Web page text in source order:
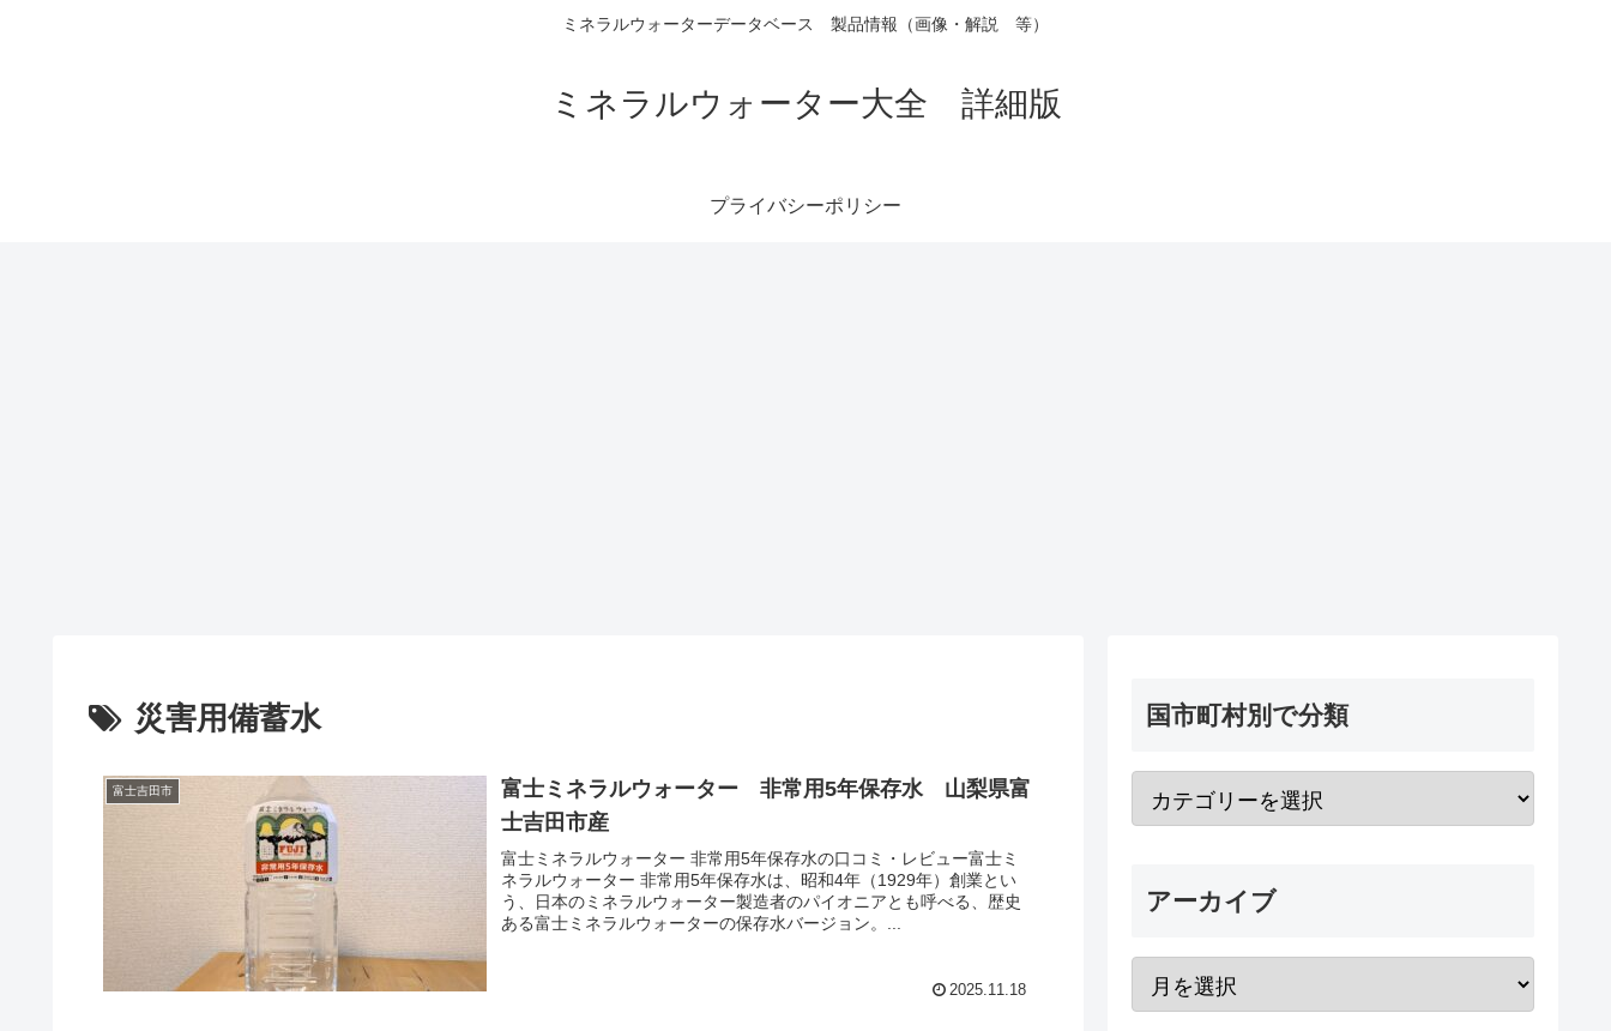
ミネラルウォーターデータベース 製品情報（画像・解説 等）
ミネラルウォーター大全 詳細版
プライバシーポリシー
災害用備蓄水
富士吉田市
富士ミネラルウォーター 非常用5年保存水 山梨県富
士吉田市産
富士ミネラルウォーター 非常用5年保存水の口コミ・レビュー富士ミ
ネラルウォーター 非常用5年保存水は、昭和4年（1929年）創業とい
う、日本のミネラルウォーター製造者のパイオニアとも呼べる、歴史
ある富士ミネラルウォーターの保存水バージョン。...
2025.11.18
国市町村別で分類
アーカイブ